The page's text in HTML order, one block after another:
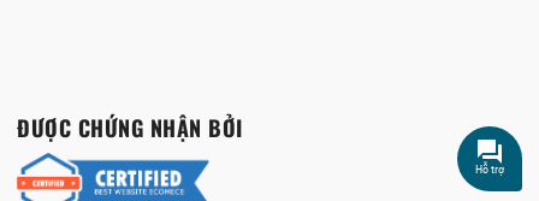
ĐƯỢC CHỨNG NHẬN BỞI
Hỗ trợ